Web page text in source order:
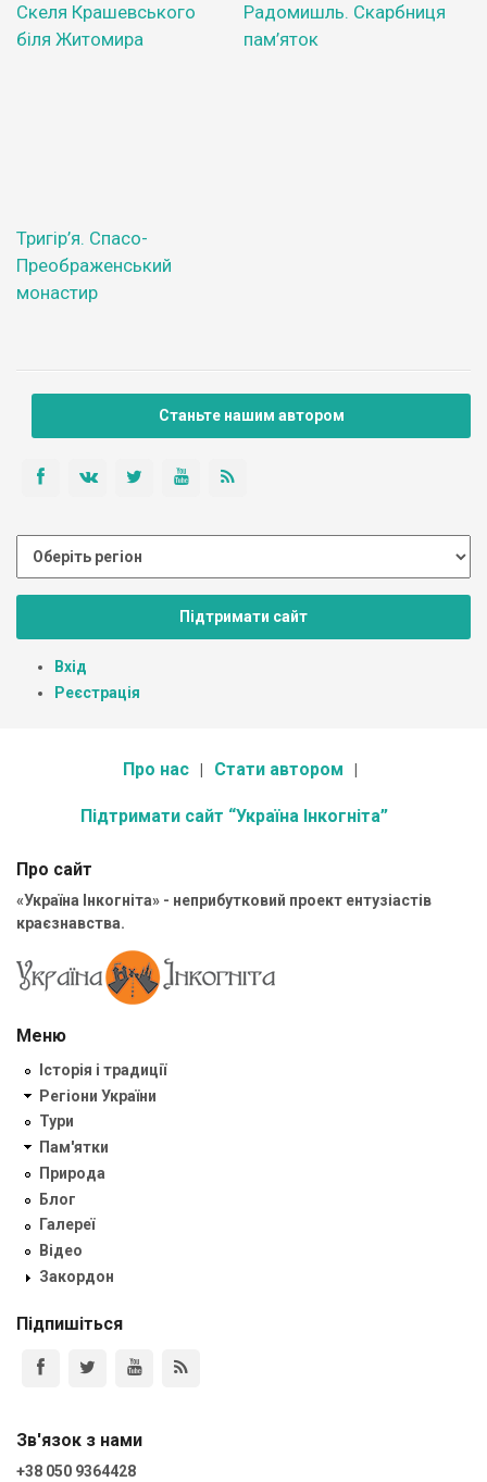
Скеля Крашевського
біля Житомира
Радомишль. Скарбниця
пам’яток
Тригір’я. Спасо-
Преображенський
монастир
Станьте нашим автором
Підтримати сайт
Вхід
Реєстрація
Про нас Стати автором
Підтримати сайт “Україна Інкогніта”
Про сайт
«Україна Інкогніта» - неприбутковий проект ентузіастів
краєзнавства.
Меню
Історія і традиції
Регіони України
Тури
Пам'ятки
Природа
Блог
Галереї
Відео
Закордон
Підпишіться
Зв'язок з нами
+38 050 9364428